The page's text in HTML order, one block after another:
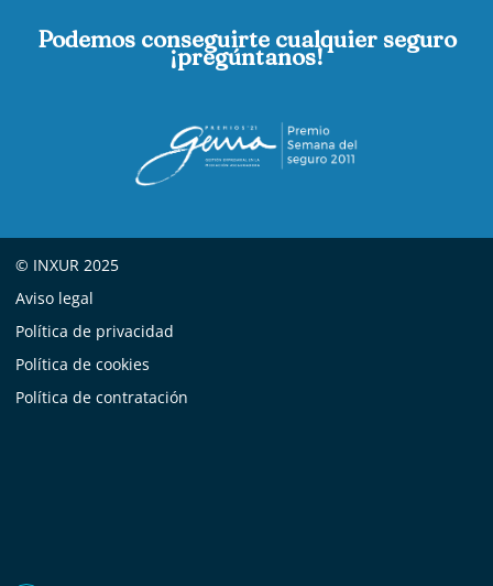
Podemos conseguirte cualquier seguro
¡pregúntanos!
© INXUR 2025
Aviso legal
Política de privacidad
Política de cookies
Política de contratación